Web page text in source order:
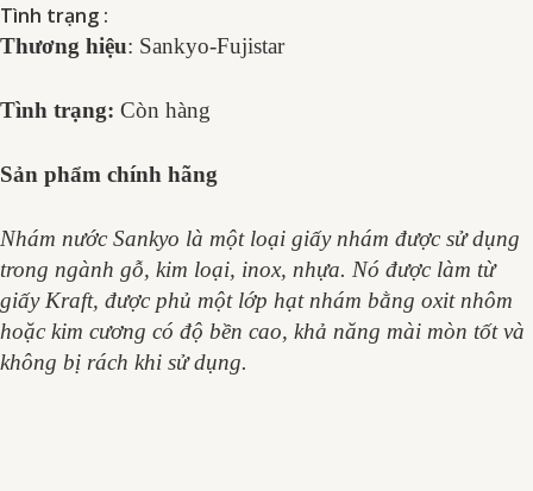
Tình trạng :
Thương hiệu: Sankyo-Fujistar
Tình trạng: Còn hàng
Sản phẩm chính hãng
Nhám nước Sankyo là một loại giấy nhám được sử dụng
trong ngành gỗ, kim loại, inox, nhựa. Nó được làm từ
giấy Kraft, được phủ một lớp hạt nhám bằng oxit nhôm
hoặc kim cương có độ bền cao, khả năng mài mòn tốt và
không bị rách khi sử dụng.